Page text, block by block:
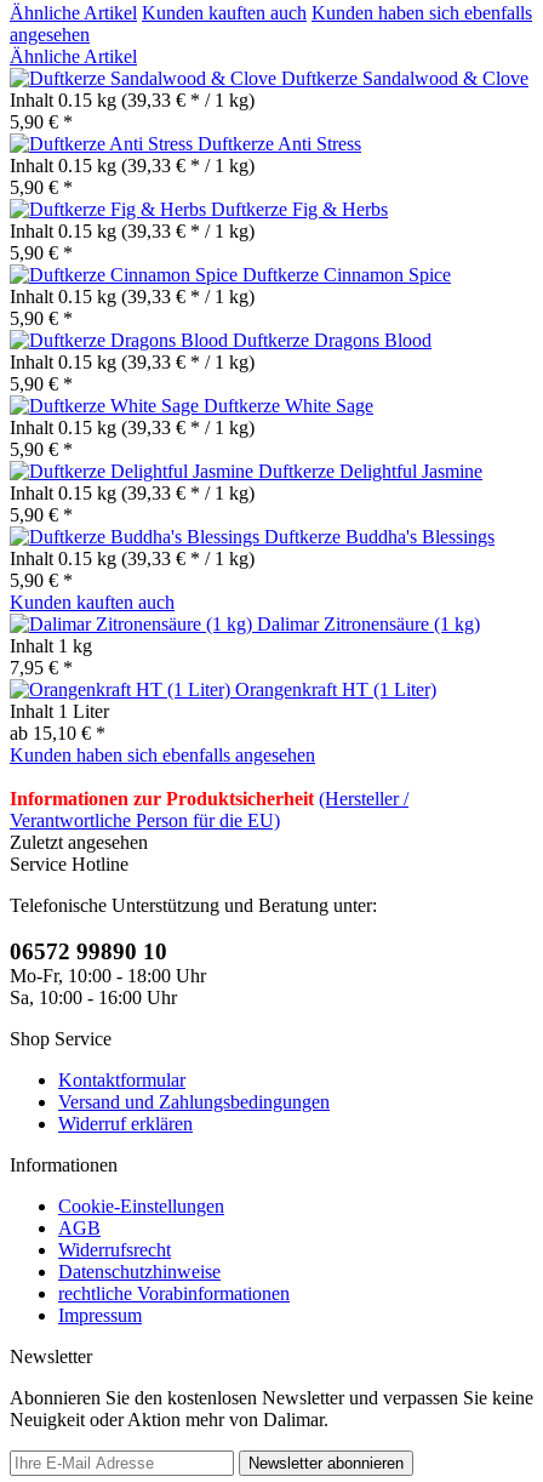
Ähnliche Artikel Kunden kauften auch Kunden haben sich ebenfalls
angesehen
Ähnliche Artikel
Duftkerze Sandalwood & Clove
Inhalt 0.15 kg (39,33 € * / 1 kg)
5,90 € *
Duftkerze Anti Stress
Inhalt 0.15 kg (39,33 € * / 1 kg)
5,90 € *
Duftkerze Fig & Herbs
Inhalt 0.15 kg (39,33 € * / 1 kg)
5,90 € *
Duftkerze Cinnamon Spice
Inhalt 0.15 kg (39,33 € * / 1 kg)
5,90 € *
Duftkerze Dragons Blood
Inhalt 0.15 kg (39,33 € * / 1 kg)
5,90 € *
Duftkerze White Sage
Inhalt 0.15 kg (39,33 € * / 1 kg)
5,90 € *
Duftkerze Delightful Jasmine
Inhalt 0.15 kg (39,33 € * / 1 kg)
5,90 € *
Duftkerze Buddha's Blessings
Inhalt 0.15 kg (39,33 € * / 1 kg)
5,90 € *
Kunden kauften auch
Dalimar Zitronensäure (1 kg)
Inhalt 1 kg
7,95 € *
Orangenkraft HT (1 Liter)
Inhalt 1 Liter
ab 15,10 € *
Kunden haben sich ebenfalls angesehen
Informationen zur Produktsicherheit (Hersteller /
Verantwortliche Person für die EU)
Zuletzt angesehen
Service Hotline
Telefonische Unterstützung und Beratung unter:
06572 99890 10
Mo-Fr, 10:00 - 18:00 Uhr
Sa, 10:00 - 16:00 Uhr
Shop Service
Kontaktformular
Versand und Zahlungsbedingungen
Widerruf erklären
Informationen
Cookie-Einstellungen
AGB
Widerrufsrecht
Datenschutzhinweise
rechtliche Vorabinformationen
Impressum
Newsletter
Abonnieren Sie den kostenlosen Newsletter und verpassen Sie keine
Neuigkeit oder Aktion mehr von Dalimar.
Newsletter abonnieren